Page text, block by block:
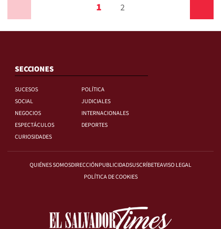
1 2
SECCIONES
SUCESOS
POLÍTICA
SOCIAL
JUDICIALES
NEGOCIOS
INTERNACIONALES
ESPECTÁCULOS
DEPORTES
CURIOSIDADES
QUIÉNES SOMOSDIRECCIÓNPUBLICIDADSUSCRÍBETEAVISO LEGAL
POLÍTICA DE COOKIES